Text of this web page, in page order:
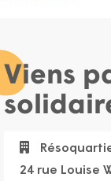
Viens
24 rue Louise